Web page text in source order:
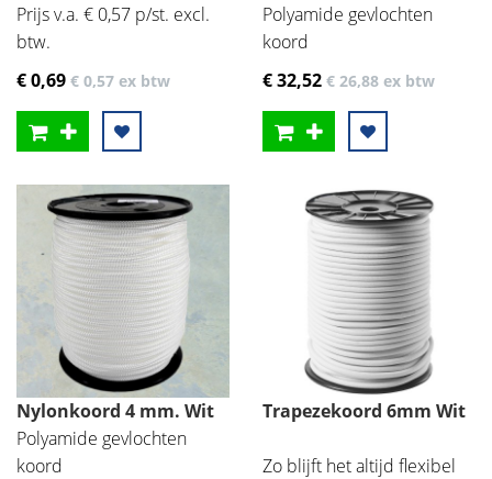
Prijs v.a. € 0,57 p/st. excl.
btw.
€ 0,69 € 0,57 ex btw
Polyamide gevlochten
koord
€ 32,52 € 26,88 ex btw
Nylonkoord 4 mm. Wit
Polyamide gevlochten
koord
Trapezekoord 6mm Wit
Zo blijft het altijd flexibel